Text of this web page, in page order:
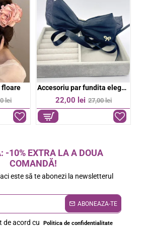
-19%
floare
lei
-19%Accesoriu par fundita eleganta
22,00 lei 27,00 lei
-10% EXTRA LA A DOUA
COMANDĂ!
este să te abonezi la newsletterul
ABONEAZA-TE
de acord cu Politica de confidentialitate